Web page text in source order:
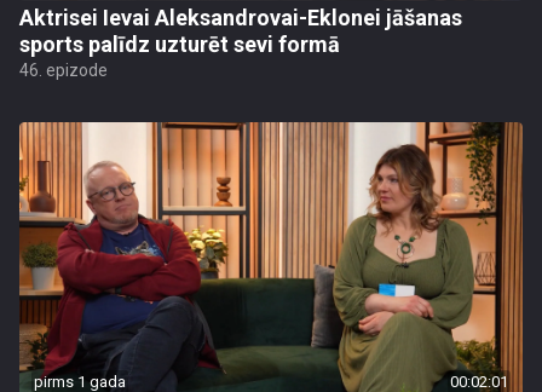
Aktrisei Ievai Aleksandrovai-Eklonei jāšanas
sports palīdz uzturēt sevi formā
46. epizode
pirms 1 gada 00:02:01